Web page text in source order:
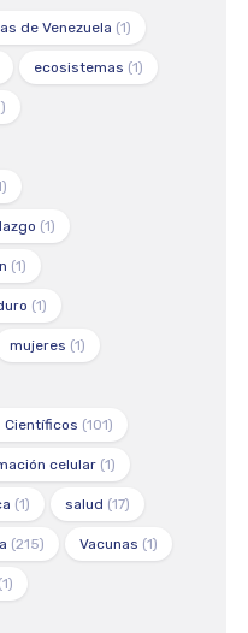
de Venezuela (1)
ecosistemas (1)
(1)
(1)
(1)
mujeres (1)
Científicos (101)
celular(1)
(1) salud (17)
(215) Vacunas (1)
(1)